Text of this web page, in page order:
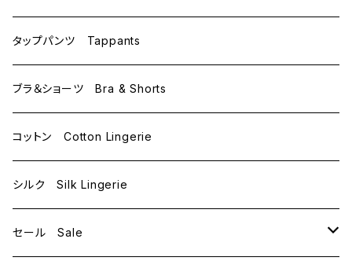
C75
D65
D70
E70
L
M
L
タップパンツ Tappants
ブラ＆ショーツ Bra & Shorts
コットン Cotton Lingerie
シルク Silk Lingerie
セール Sale